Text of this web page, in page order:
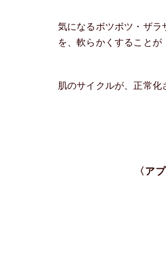
気になるボツボツ・ザラ
を、軟らかくすること
肌のサイクルが、正常化
〈ア